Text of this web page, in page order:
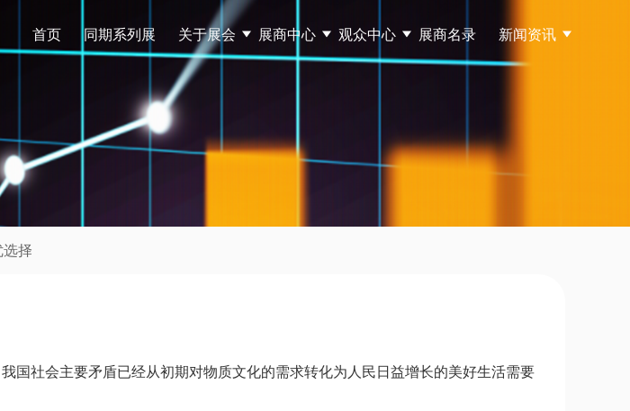
首页 同期系列展 关于展会 展商中心 观众中心 展商名录 新闻资讯
择
国社会主要矛盾已经从初期对物质文化的需求转化为人民日益增长的美好生活需要